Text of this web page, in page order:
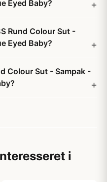
Eyed Baby?
Rund Colour Sut -
Eyed Baby?
Colour Sut - Sampak -
i